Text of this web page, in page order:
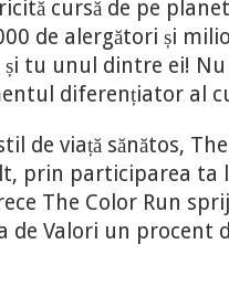
cursă de pe
de alergători și
și tu unul dintre ei!
diferențiator al
de viață sănătos,
prin participarea ta
The Color Run
de Valori un procent